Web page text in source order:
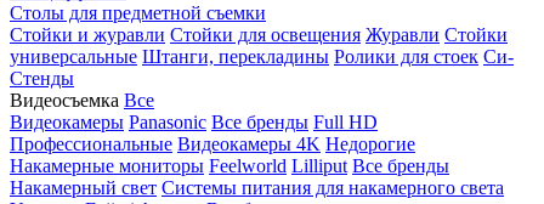
Столы для предметной съемки
Стойки и журавли Стойки для освещения Журавли Стойки
универсальные Штанги, перекладины Ролики для стоек Си-
Стенды
Видеосъемка Все
Видеокамеры Panasonic Все бренды Full HD
Профессиональные Видеокамеры 4K Недорогие
Накамерные мониторы Feelworld Lilliput Все бренды
Накамерный свет Системы питания для накамерного света